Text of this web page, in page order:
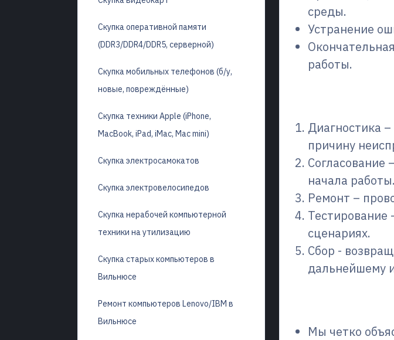
Скупка оперативной памяти
(DDR3/DDR4/DDR5, серверной)
Скупка мобильных телефонов (б/у,
новые, повреждённые)
Скупка техники Apple (iPhone,
MacBook, iPad, iMac, Mac mini)
Скупка электросамокатов
Скупка электровелосипедов
Скупка нерабочей компьютерной
техники на утилизацию
Скупка старых компьютеров в
Вильнюсе
Ремонт компьютеров Lenovo/IBM в
Вильнюсе
среды.
Устранение
работы.
Диагностика
причину
начала работы.
Ремонт –
Тестирование
сценариях.
Сбор -
дальнейшему
Мы четко